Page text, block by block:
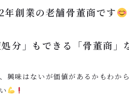
年創業の老舗骨董商です
処分」もできる「骨董商」
興味はないが価値があるかもわか